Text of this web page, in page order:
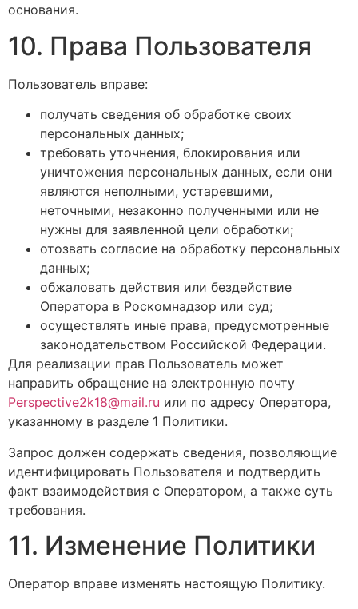
основания.
10. Права Пользователя
Пользователь вправе:
получать сведения об обработке своих
персональных данных;
требовать уточнения, блокирования или
уничтожения персональных данных, если они
являются неполными, устаревшими,
неточными, незаконно полученными или не
нужны для заявленной цели обработки;
отозвать согласие на обработку персональных
данных;
обжаловать действия или бездействие
Оператора в Роскомнадзор или суд;
осуществлять иные права, предусмотренные
законодательством Российской Федерации.
Для реализации прав Пользователь может
направить обращение на электронную почту
Perspective2k18@mail.ru или по адресу Оператора,
указанному в разделе 1 Политики.
Запрос должен содержать сведения, позволяющие
идентифицировать Пользователя и подтвердить
факт взаимодействия с Оператором, а также суть
требования.
11. Изменение Политики
Оператор вправе изменять настоящую Политику.